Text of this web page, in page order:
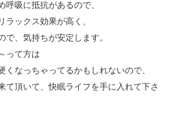
呼吸に抵抗があるので、
ラックス効果が高く、
で、気持ちが安定します。
って方は
くなっちゃってるかもしれないので、
て頂いて、快眠ライフを手に入れて下さ